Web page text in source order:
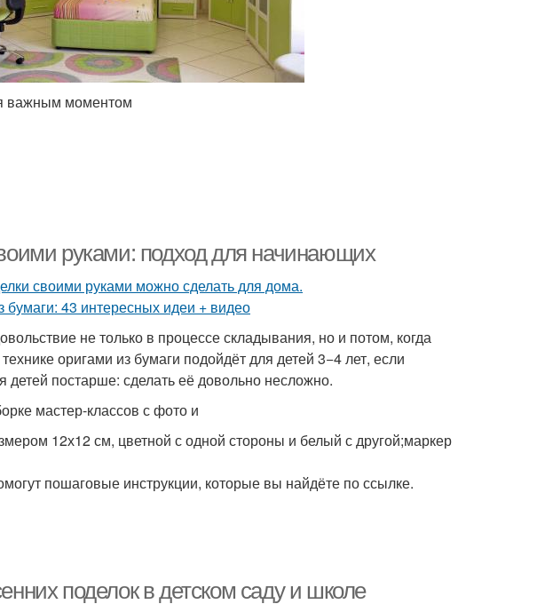
важным моментом
руками: подход для начинающих
не только в процессе складывания, но и потом, когда
оригами из бумаги подойдёт для детей 3−4 лет, если
детей постарше: сделать её довольно несложно.
мастер-классов с фото и
12х12 см, цветной с одной стороны и белый с другой;маркер
пошаговые инструкции, которые вы найдёте по ссылке.
поделок в детском саду и школе